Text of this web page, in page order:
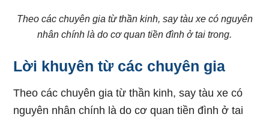
Theo các chuyên gia từ thần kinh, say tàu xe có nguyên
nhân chính là do cơ quan tiền đình ở tai trong.
Lời khuyên từ các chuyên gia
Theo các chuyên gia từ thần kinh, say tàu xe có
nguyên nhân chính là do cơ quan tiền đình ở tai